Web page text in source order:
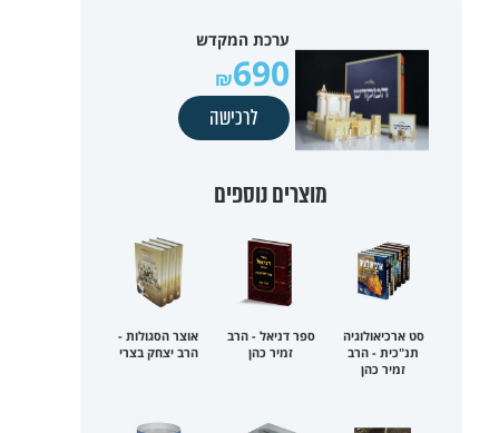
ערכת המקדש
690
לרכישה
מוצרים נוספים
סט ארכיאולוגיה
תנ"כית - הרב
זמיר כהן
ספר דניאל - הרב
זמיר כהן
אוצר הסגולות -
הרב יצחק בצרי